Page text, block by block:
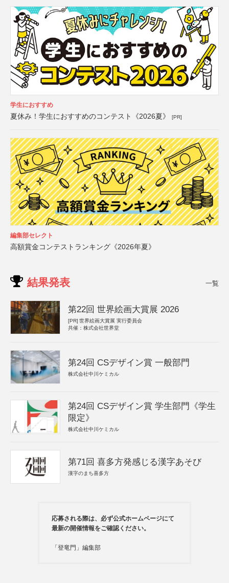
学生におすすめ
夏休み！学生におすすめのコンテスト《2026夏》 [PR]
編集部セレクト
高額賞金コンテストランキング《2026年夏》
結果発表 一覧
第22回 世界絵画大賞展 2026
[PR] 世界絵画大賞展 実行委員会
共催：株式会社世界堂
第24回 CSデザイン賞 一般部門
株式会社中川ケミカル
第24回 CSデザイン賞 学生部門《学生
限定》
株式会社中川ケミカル
第71回 喜多方発感じる漢字あそび
漢字のまち喜多方
応募される際は、必ず公式ホームページにて
最新の開催情報をご確認ください。
「登竜門」編集部